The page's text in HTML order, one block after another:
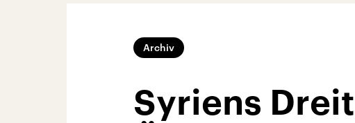
Archiv
Syriens